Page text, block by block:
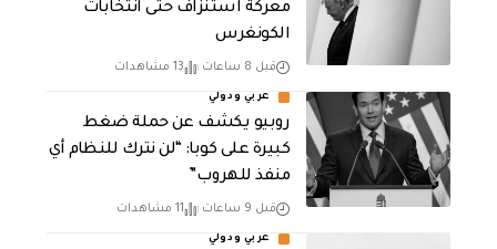
معركة استنزاف حتى انتخابات
الكونغرس
قبل 8 ساعات 13 مشاهدات
عربي ودولي
روبيو يكشف عن حملة ضغط
كبيرة على كوبا: “لن نترك للنظام أي
منفذ للهروب”
قبل 9 ساعات 11 مشاهدات
عربي ودولي